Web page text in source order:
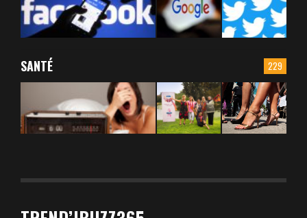
229
SANTÉ